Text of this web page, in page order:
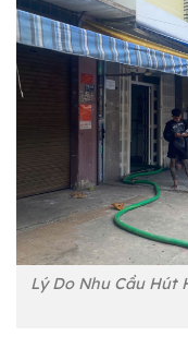
Lý Do Nhu Cầu Hút